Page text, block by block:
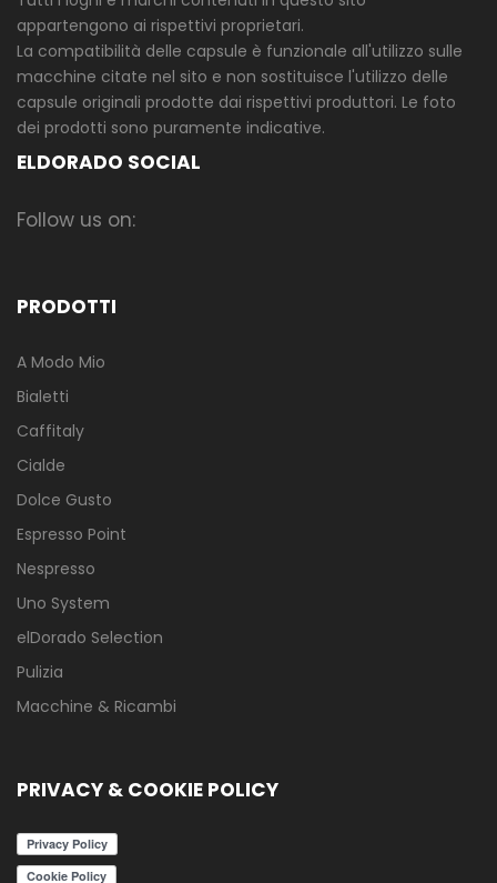
appartengono ai rispettivi proprietari.
La compatibilità delle capsule è funzionale all'utilizzo sulle
macchine citate nel sito e non sostituisce l'utilizzo delle
capsule originali prodotte dai rispettivi produttori. Le foto
dei prodotti sono puramente indicative.
ELDORADO SOCIAL
Follow us on:
PRODOTTI
A Modo Mio
Bialetti
Caffitaly
Cialde
Dolce Gusto
Espresso Point
Nespresso
Uno System
elDorado Selection
Pulizia
Macchine & Ricambi
PRIVACY & COOKIE POLICY